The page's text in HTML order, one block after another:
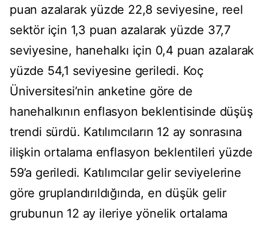
puan azalarak yüzde 22,8 seviyesine, reel
sektör için 1,3 puan azalarak yüzde 37,7
seviyesine, hanehalkı için 0,4 puan azalarak
yüzde 54,1 seviyesine geriledi. Koç
Üniversitesi’nin anketine göre de
hanehalkının enflasyon beklentisinde düşüş
trendi sürdü. Katılımcıların 12 ay sonrasına
ilişkin ortalama enflasyon beklentileri yüzde
59’a geriledi. Katılımcılar gelir seviyelerine
göre gruplandırıldığında, en düşük gelir
grubunun 12 ay ileriye yönelik ortalama